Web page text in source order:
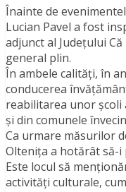
Înainte de
Lucian Pavel a fost
adjunct al Judeţului
general plin.
În ambele calităţi, în
conducerea
reabilitarea unor şcoli
şi din comunele
Ca urmare măsurilor
Olteniţa a hotărât să-i
Este locul să
activităţi culturale,